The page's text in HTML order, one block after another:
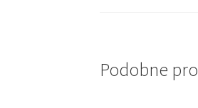
Podobne